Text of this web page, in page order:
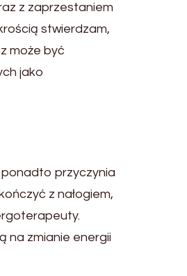
z zaprzestaniem
stwierdzam,
może być
jako
ponadto przyczynia
z nałogiem,
na zmianie energii